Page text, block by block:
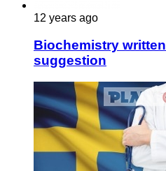
12 years ago
Biochemistry
suggestion